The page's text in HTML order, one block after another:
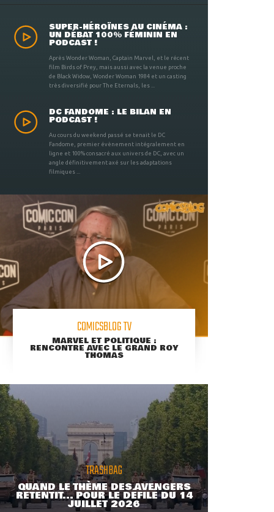
SUPER-HÉROÏNES AU CINÉMA :
UN DÉBAT 100% FÉMININ EN
PODCAST !
Après Wonder Woman, Captain Marvel, et le récent
film Birds of Prey, mais aussi avec la venue proche
de Black Widow, Wonder Woman 1984 et un casting
très diversifié pour The Eternals, les ...
DC FANDOME : LE BILAN EN
PODCAST !
Au cours du weekend passé se tenait le DC
Fandome, premier évènement intégralement en
ligne et 100% consacré aux univers de DC, avec un
angle définitivement axé sur les adaptations
filmiques ...
COMICSBLOG TV
MARVEL ET POLITIQUE :
RENCONTRE AVEC LE GRAND ROY
THOMAS
TRASHBAG
QUAND LE THÈME DES AVENGERS
RETENTIT... POUR LE DÉFILÉ DU 14
JUILLET 2026